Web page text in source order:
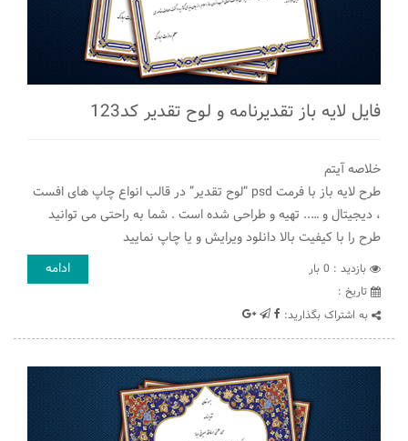
فایل لایه باز تقدیرنامه و لوح تقدیر کد123
خلاصه آیتم
طرح لایه باز با فرمت psd “لوح تقدیر” در قالب انواع چاپ های افست
، دیجیتال و ….. تهیه و طراحی شده است . شما به راحتی می توانید
طرح را با کیفیت بالا دانلود ویرایش و یا چاپ نمایید
بازدید : 0 بار
تاريخ :
به اشتراک بگذارید:
ادامه